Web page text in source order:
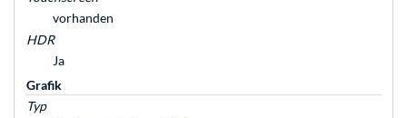
vorhanden
HDR
Ja
Grafik
Typ